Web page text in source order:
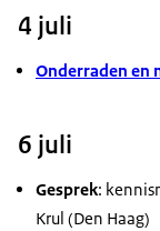
4 juli
Onderraden en
6 juli
Gesprek:
Krul (Den Haag)